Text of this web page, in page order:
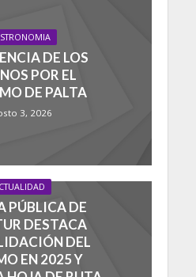
DE LOS
POR EL
DE PALTA
3, 2026
PÚBLICA DE
DESTACA
DEL
EN 2025 Y